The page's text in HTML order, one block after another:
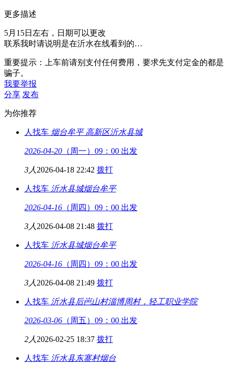
更多描述
5月15日左右，日期可以更改
联系我时请说明是在沂水在线看到的…
重要提示：上车前请别支付任何费用，要求先支付定金的都是
骗子。
我要举报
分享 发布
为你推荐
人找车 烟台牟平 高新区沂水县城
2026-04-20 （周一）09：00 出发
3人 2026-04-18 22:42 拨打
人找车 沂水县城烟台牟平
2026-04-16 （周四）09：00 出发
3人 2026-04-08 21:48 拨打
人找车 沂水县城烟台牟平
2026-04-16 （周四）09：00 出发
3人 2026-04-08 21:49 拨打
人找车 沂水县后岜山村淄博周村，轻工职业学院
2026-03-06 （周五）09：00 出发
2人 2026-02-25 18:37 拨打
人找车 沂水县东寨村烟台